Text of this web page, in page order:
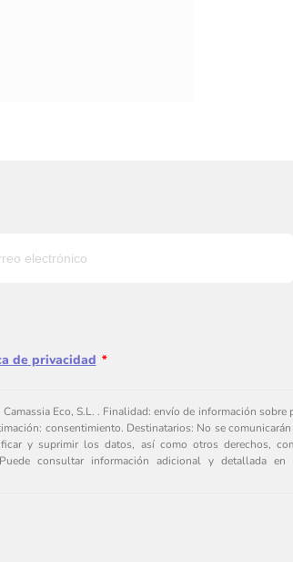
de privacidad *
Eco, S.L. . Finalidad: envío de información sobre
consentimiento. Destinatarios: No se
y suprimir los datos, así como otros derechos,
consultar información adicional y detallada en